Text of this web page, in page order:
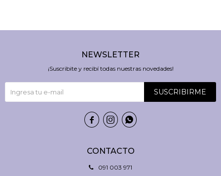
CONTACTO
091 003 971
NEWSLETTER
¡Suscribite y recibí todas nuestras novedades!
SUSCRIBIRME
  